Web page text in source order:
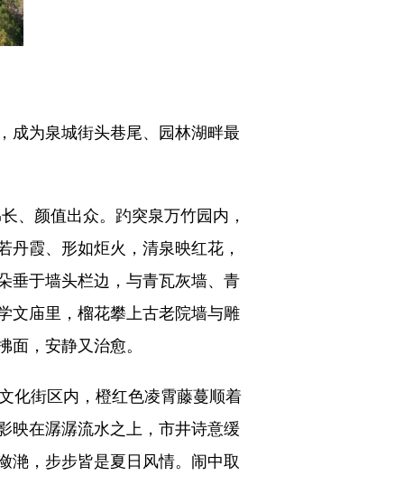
为泉城街头巷尾、园林湖畔最
颜值出众。趵突泉万竹园内，
霞、形如炬火，清泉映红花，
垂于墙头栏边，与青瓦灰墙、青
文庙里，榴花攀上古老院墙与雕
，安静又治愈。
街区内，橙红色凌霄藤蔓顺着
映在潺潺流水之上，市井诗意缓
滟，步步皆是夏日风情。闹中取